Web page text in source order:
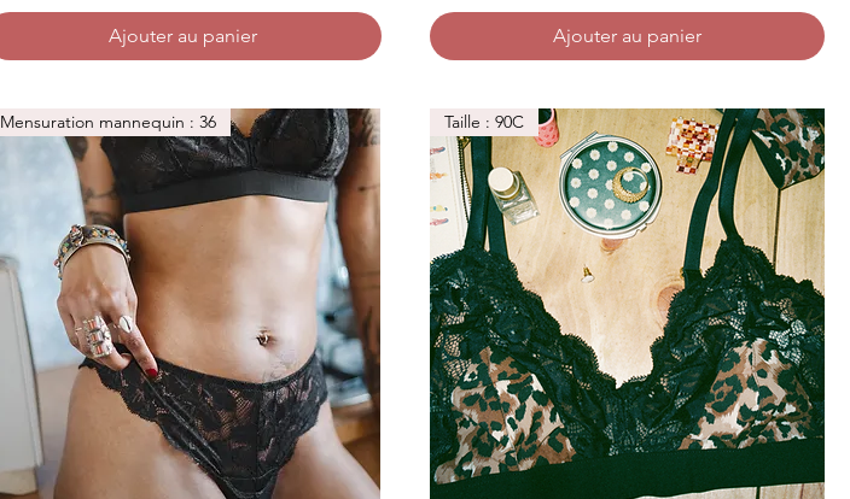
Ajouter au panier Ajouter au panier
Mensuration mannequin : 36 Taille : 90C